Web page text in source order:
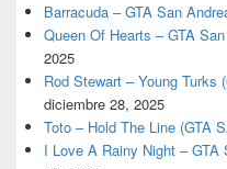
Barracuda – GTA San
Queen Of Hearts – GTA
2025
Rod Stewart – Young
diciembre 28, 2025
Toto – Hold The Line (GTA
I Love A Rainy Night – GTA